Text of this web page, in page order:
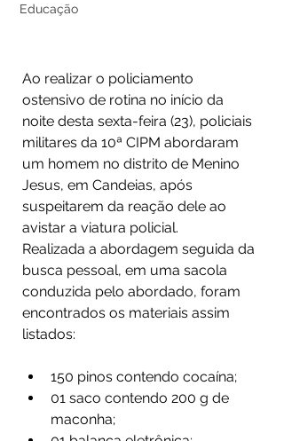
Educação
Ao realizar o policiamento
ostensivo de rotina no início da
noite desta sexta-feira (23), policiais
militares da 10ª CIPM abordaram
um homem no distrito de Menino
Jesus, em Candeias, após
suspeitarem da reação dele ao
avistar a viatura policial.
Realizada a abordagem seguida da
busca pessoal, em uma sacola
conduzida pelo abordado, foram
encontrados os materiais assim
listados:
150 pinos contendo cocaína;
01 saco contendo 200 g de
maconha;